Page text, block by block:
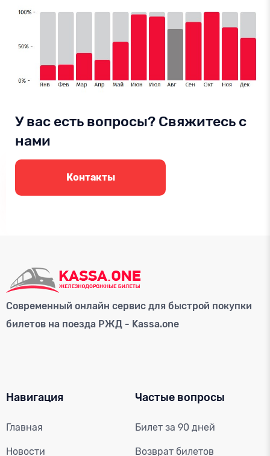
У вас есть вопросы? Свяжитесь с
нами
Контакты
Современный онлайн сервис для быстрой покупки
билетов на поезда РЖД - Kassa.one
Навигация
Главная
Новости
Частые вопросы
Билет за 90 дней
Возврат билетов